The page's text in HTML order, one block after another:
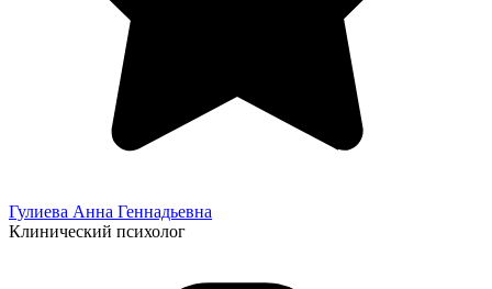
Гулиева Анна Геннадьевна
Клинический психолог